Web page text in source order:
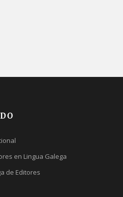
en Lingua Galega
de Editores